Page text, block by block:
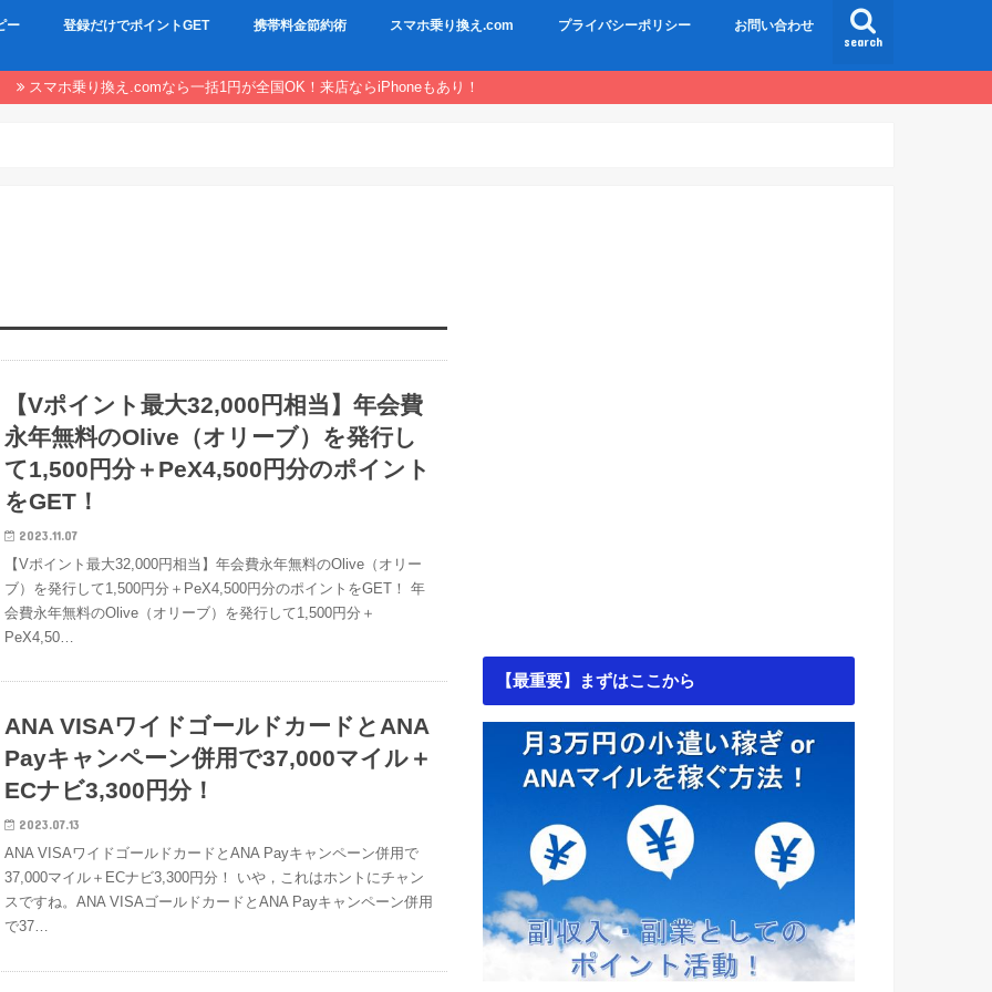
search
ー 登録だけでポイントGET 携帯料金節約術 スマホ乗り換え.com プライバシーポリシー お問い合わせ
スマホ乗り換え.comなら一括1円が全国OK！来店ならiPhoneもあり！
【Vポイント最大32,000円相当】年会費
永年無料のOlive（オリーブ）を発行し
て1,500円分＋PeX4,500円分のポイント
をGET！
2023.11.07
【Vポイント最大32,000円相当】年会費永年無料のOlive（オリー
ブ）を発行して1,500円分＋PeX4,500円分のポイントをGET！ 年
会費永年無料のOlive（オリーブ）を発行して1,500円分＋
PeX4,50…
ANA VISAワイドゴールドカードとANA
Payキャンペーン併用で37,000マイル＋
ECナビ3,300円分！
2023.07.13
ANA VISAワイドゴールドカードとANA Payキャンペーン併用で
37,000マイル＋ECナビ3,300円分！ いや，これはホントにチャン
スですね。ANA VISAゴールドカードとANA Payキャンペーン併用
で37…
【最重要】まずはここから